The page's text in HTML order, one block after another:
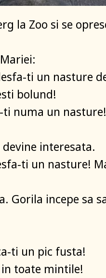
la Zoo si se
ti un nasture
bolund!
ti numa un
interesata.
ti un nasture!
Gorila incepe sa
ti un pic fusta!
toate mintile!